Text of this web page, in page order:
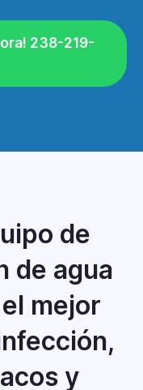
238-219-
de
de agua
mejor
y